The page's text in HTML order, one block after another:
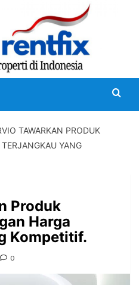
TAWARKAN PRODUK
YANG
Produk
Harga
Kompetitif.
0